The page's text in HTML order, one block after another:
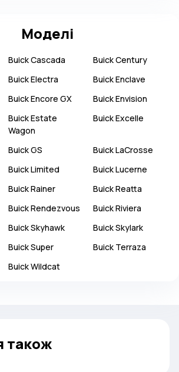
Моделі
BuickCascada BuickCentury
BuickElectra BuickEnclave
BuickEncore GX BuickEnvision
BuickEstate
Wagon
BuickExcelle
BuickGS BuickLaCrosse
BuickLimited BuickLucerne
BuickRainer BuickReatta
BuickRendezvous BuickRiviera
BuickSkyhawk BuickSkylark
BuickSuper Buick Terraza
BuickWildcat
також